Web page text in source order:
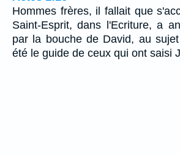
Hommes frères, il fallait que
Saint-Esprit, dans l'Ecriture, a
par la bouche de David, au
été le guide de ceux qui ont saisi